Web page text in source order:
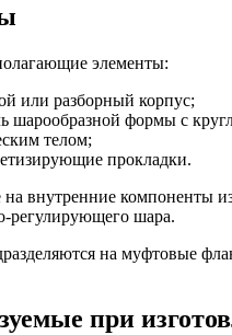
элементы:
или разборный корпус;
шарообразной формы с
телом;
прокладки.
на внутренние компоненты
регулирующего шара.
на муфтовые
при